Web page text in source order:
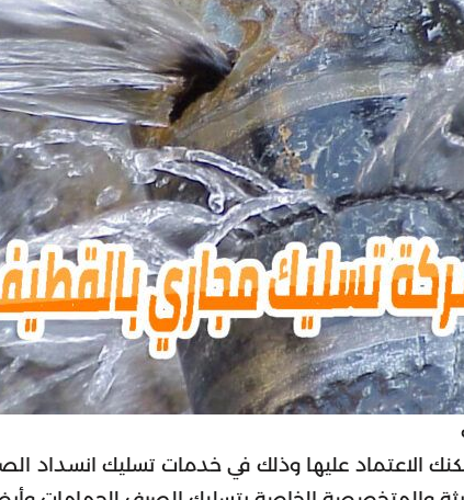
الاعتماد عليها وذلك في خدمات تسليك انسداد